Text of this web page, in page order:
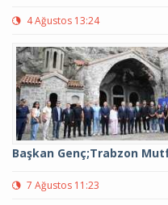
4 Ağustos 13:24
Başkan Genç;Trabzon
7 Ağustos 11:23